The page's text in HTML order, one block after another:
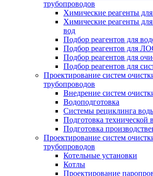
трубопроводов
Химические реагенты
Химические реагенты
вод
Подбор реагентов для
Подбор реагентов для
Подбор реагентов для
Подбор реагентов для
Проектирование систем
трубопроводов
Внедрение систем
Водоподготовка
Системы рециклинга
Подготовка технической
Подготовка
Проектирование систем
трубопроводов
Котельные установки
Котлы
Проектирование